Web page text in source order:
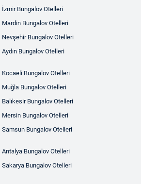
İzmir Bungalov Otelleri
Mardin Bungalov Otelleri
Nevşehir Bungalov Otelleri
Aydın Bungalov Otelleri
Kocaeli Bungalov Otelleri
Muğla Bungalov Otelleri
Balıkesir Bungalov Otelleri
Mersin Bungalov Otelleri
Samsun Bungalov Otelleri
Antalya Bungalov Otelleri
Sakarya Bungalov Otelleri